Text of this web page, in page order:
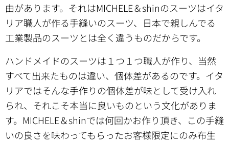
由があります。それはMICHELE＆shinのスーツはイタ
リア職人が作る手縫いのスーツ、日本で親しんでる
工業製品のスーツとは全く違うものだからです。
ハンドメイドのスーツは１つ１つ職人が作り、当然
すべて出来たものは違い、個体差があるのです。イタ
リアではそんな手作りの個体差が味として受け入れ
られ、それこそ本当に良いものという文化がありま
す。MICHELE＆shinでは何回かお作り頂き、この手縫
いの良さを味わってもらったお客様限定にのみ布生